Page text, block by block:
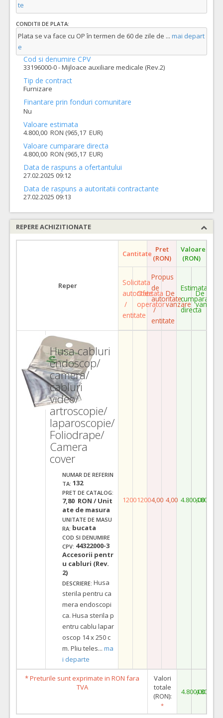
te
CONDITII DE PLATA:
Plata se va face cu OP în termen de 60 de zile de ... mai depart
e
Cod si denumire CPV
33196000-0 - Mijloace auxiliare medicale (Rev.2)
Tip de contract
Furnizare
Finantare prin fonduri comunitare
Nu
Valoare estimata
4.800,00 RON (965,17 EUR)
Valoare cumparare directa
4.800,00 RON (965,17 EUR)
Data de raspuns a ofertantului
27.02.2025 09:12
Data de raspuns a autoritatii contractante
27.02.2025 09:13
REPERE ACHIZITIONATE
Reper
Cantitate Pret
(RON)
Valoare
(RON)
Solicitata
autoritate
/
entitate
Ofertata
operator
Propus
de
autoritate
/
entitate
De
vanzare
Estimata
cumparare
directa
De
vanzare
Husa cabluri
endoscop/
camera/
cabluri
video/
artroscopie/
laparoscopie/
Foliodrape/
Camera
cover
NUMAR DE REFERIN
TA: 132
PRET DE CATALOG:
7,80 RON / Unit
ate de masura
UNITATE DE MASU
RA: bucata
COD SI DENUMIRE
CPV: 44322000-3
Accesorii pentr
u cabluri (Rev.
2)
DESCRIERE: Husa
sterila pentru ca
mera endoscopi
ca. Husa sterila p
entru cablu lapar
oscop 14 x 250 c
m. Pliu teles... ma
i departe
120012004,00 4,00 4.800,004.800,00
* Preturile sunt exprimate in RON fara
TVA
Valori
totale
(RON):
*
4.800,004.800,00